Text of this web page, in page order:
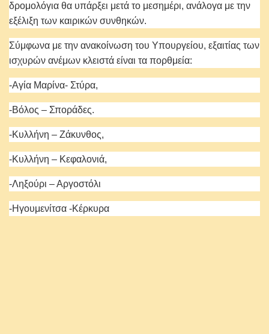
δρομολόγια θα υπάρξει μετά το μεσημέρι, ανάλογα με την
εξέλιξη των καιρικών συνθηκών.
Σύμφωνα με την ανακοίνωση του Υπουργείου, εξαιτίας των
ισχυρών ανέμων κλειστά είναι τα πορθμεία:
-Αγία Μαρίνα- Στύρα,
-Βόλος – Σποράδες.
-Κυλλήνη – Ζάκυνθος,
-Κυλλήνη – Κεφαλονιά,
-Ληξούρι – Αργοστόλι
-Ηγουμενίτσα -Κέρκυρα